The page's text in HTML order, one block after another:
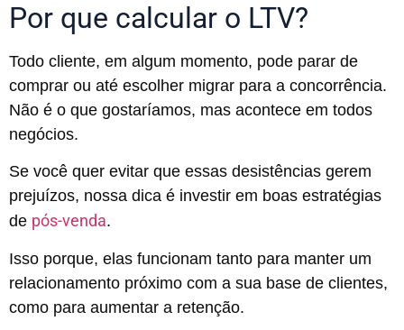
Por que calcular o LTV?
Todo cliente, em algum momento, pode parar de
comprar ou até escolher migrar para a concorrência.
Não é o que gostaríamos, mas acontece em todos
negócios.
Se você quer evitar que essas desistências gerem
prejuízos, nossa dica é investir em boas estratégias
de pós-venda.
Isso porque, elas funcionam tanto para manter um
relacionamento próximo com a sua base de clientes,
como para aumentar a retenção.